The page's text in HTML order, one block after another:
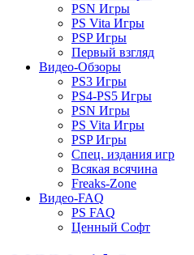
PSN Игры
PS Vita Игры
PSP Игры
Первый взгляд
Видео-Обзоры
PS3 Игры
PS4-PS5 Игры
PSN Игры
PS Vita Игры
PSP Игры
Спец. издания игр
Всякая всячина
Freaks-Zone
Видео-FAQ
PS FAQ
Ценный Софт